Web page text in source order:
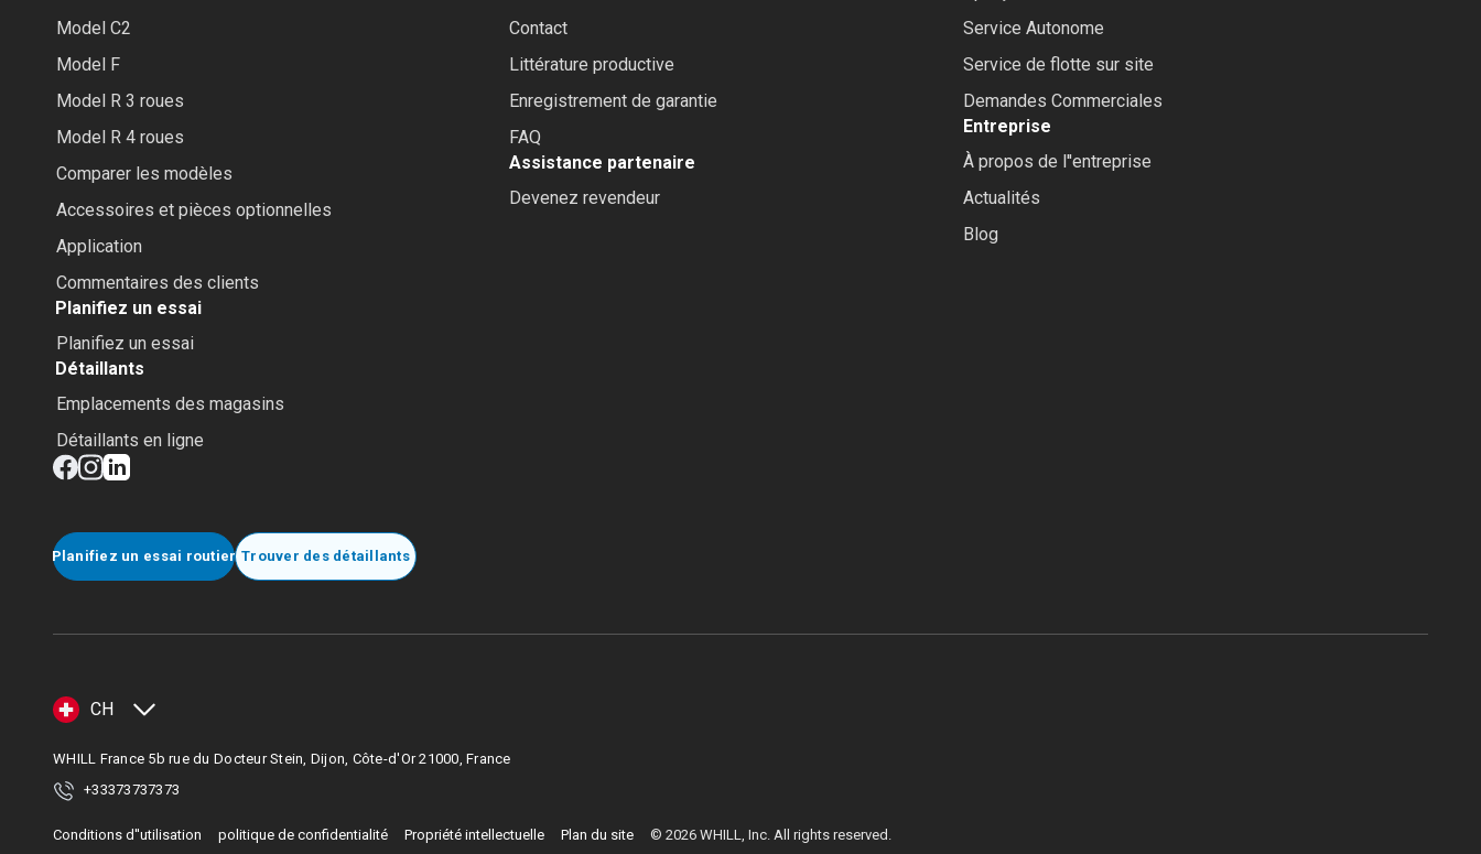
Model C2
Model F
Model R 3 roues
Model R 4 roues
Comparer les modèles
Accessoires et pièces optionnelles
Application
Commentaires des clients
Planifiez un essai
Planifiez un essai
Détaillants
Emplacements des magasins
Détaillants en ligne
Contact
Littérature productive
Enregistrement de garantie
FAQ
Assistance partenaire
Devenez revendeur
Service Autonome
Service de flotte sur site
Demandes Commerciales
Entreprise
À propos de l''entreprise
Actualités
Blog
Planifiez un essai routier Trouver des détaillants
CH
WHILL France 5b rue du Docteur Stein, Dijon, Côte-d'Or 21000, France
+33373737373
Conditions d''utilisation politique de confidentialité Propriété intellectuelle Plan du site © 2026 WHILL, Inc. All rights reserved.